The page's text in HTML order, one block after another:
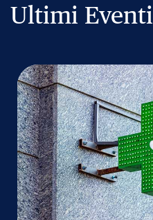
Ultimi Eventi